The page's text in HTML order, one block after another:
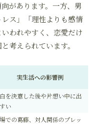
があります。一方、男
ス」「理性よりも感情
われやすく、恋愛だけ
考えられています。
実生活への影響例
を決意した後や片想い中に出
い
での葛藤、対人関係のプレッ